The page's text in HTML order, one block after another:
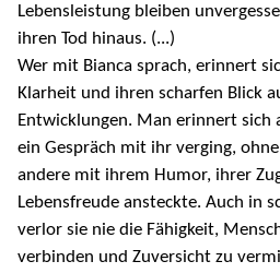
Lebensleistung bleiben
ihren Tod hinaus. (...)
Wer mit Bianca sprach, erinnert
Klarheit und ihren scharfen Blick
Entwicklungen. Man erinnert sich
ein Gespräch mit ihr verging,
andere mit ihrem Humor, ihrer
Lebensfreude ansteckte. Auch in
verlor sie nie die Fähigkeit,
verbinden und Zuversicht zu